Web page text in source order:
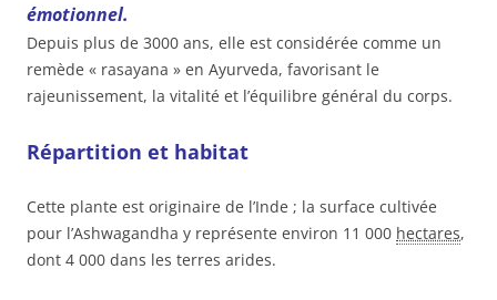
émotionnel.
Depuis plus de 3000 ans, elle est considérée comme un
remède « rasayana » en Ayurveda, favorisant le
rajeunissement, la vitalité et l’équilibre général du corps.
Répartition et habitat
Cette plante est originaire de l’Inde ; la surface cultivée
pour l’Ashwagandha y représente environ 11 000 hectares,
dont 4 000 dans les terres arides.